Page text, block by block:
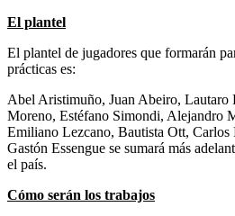
El plantel
El plantel de jugadores que formarán
prácticas es:
Abel Aristimuño, Juan Abeiro, Lautaro
Moreno, Estéfano Simondi, Alejandro
Emiliano Lezcano, Bautista Ott, Carlos
Gastón Essengue se sumará más
el país.
Cómo serán los trabajos